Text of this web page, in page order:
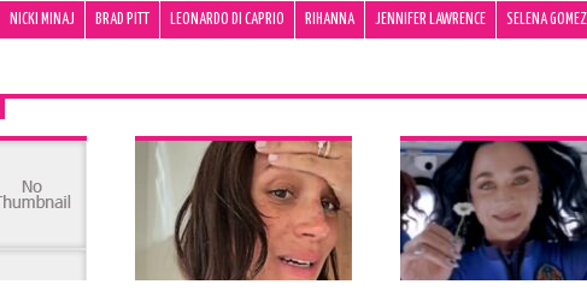
NICKI MINAJ BRAD PITT LEONARDO DI CAPRIO RIHANNA JENNIFER LAWRENCE SELENA GOMEZ